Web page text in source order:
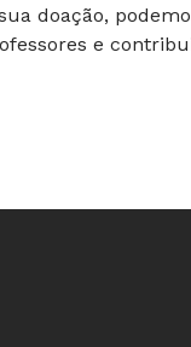
doação,
e